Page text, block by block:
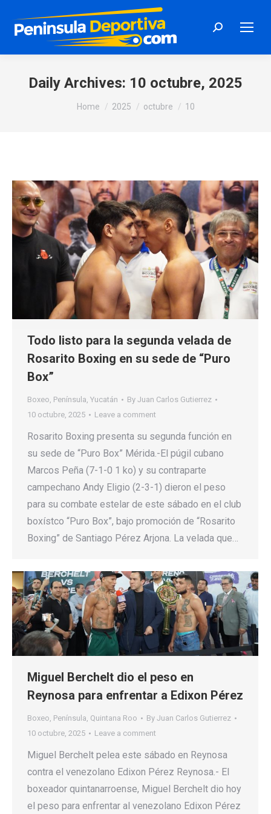
Search:
Daily Archives: 10 octubre, 2025
You are here:
Home 2025 octubre 10
Todo listo para la segunda velada de
Rosarito Boxing en su sede de “Puro
Box”
Boxeo, Península, Yucatán By Juan Carlos Gutierrez
10 octubre, 2025
Leave a comment
Rosarito Boxing presenta su segunda función en
su sede de “Puro Box” Mérida.-El púgil cubano
Marcos Peña (7-1-0 1 ko) y su contraparte
campechano Andy Eligio (2-3-1) dieron el peso
para su combate estelar de este sábado en el club
boxístco “Puro Box”, bajo promoción de “Rosarito
Boxing” de Santiago Pérez Arjona. La velada que…
Miguel Berchelt dio el peso en
Reynosa para enfrentar a Edixon Pérez
Boxeo, Península, Quintana Roo By Juan Carlos Gutierrez
10 octubre, 2025
Leave a comment
Miguel Berchelt pelea este sábado en Reynosa
contra el venezolano Edixon Pérez Reynosa.- El
boxeador quintanarroense, Miguel Berchelt dio hoy
el peso para enfrentar al venezolano Edixon Pérez